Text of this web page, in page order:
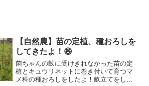
【自然農】苗の定植、種おろしを
してきたよ！😄
菌ちゃんの畝に受けきれなかった苗の定
植とキュウリネットに巻き付いて育つマ
メ科の種おろしをしたよ！畝立てをして